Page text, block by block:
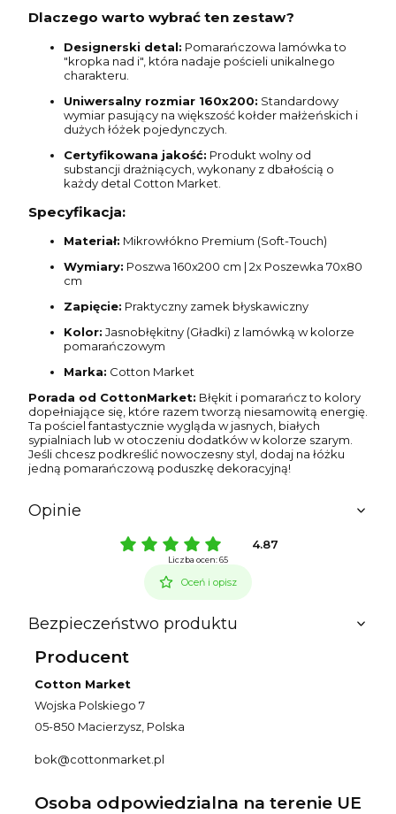
Dlaczego warto wybrać ten zestaw?
Designerski detal: Pomarańczowa lamówka to
"kropka nad i", która nadaje pościeli unikalnego
charakteru.
Uniwersalny rozmiar 160x200: Standardowy
wymiar pasujący na większość kołder małżeńskich i
dużych łóżek pojedynczych.
Certyfikowana jakość: Produkt wolny od
substancji drażniących, wykonany z dbałością o
każdy detal Cotton Market.
Specyfikacja:
Materiał: Mikrowłókno Premium (Soft-Touch)
Wymiary: Poszwa 160x200 cm | 2x Poszewka 70x80
cm
Zapięcie: Praktyczny zamek błyskawiczny
Kolor: Jasnobłękitny (Gładki) z lamówką w kolorze
pomarańczowym
Marka: Cotton Market
Porada od CottonMarket: Błękit i pomarańcz to kolory
dopełniające się, które razem tworzą niesamowitą energię.
Ta pościel fantastycznie wygląda w jasnych, białych
sypialniach lub w otoczeniu dodatków w kolorze szarym.
Jeśli chcesz podkreślić nowoczesny styl, dodaj na łóżku
jedną pomarańczową poduszkę dekoracyjną!
Opinie
4.87
Liczba ocen: 65
Oceń i opisz
Bezpieczeństwo produktu
Producent
Cotton Market
Wojska Polskiego 7
05-850 Macierzysz, Polska
bok@cottonmarket.pl
Osoba odpowiedzialna na terenie UE